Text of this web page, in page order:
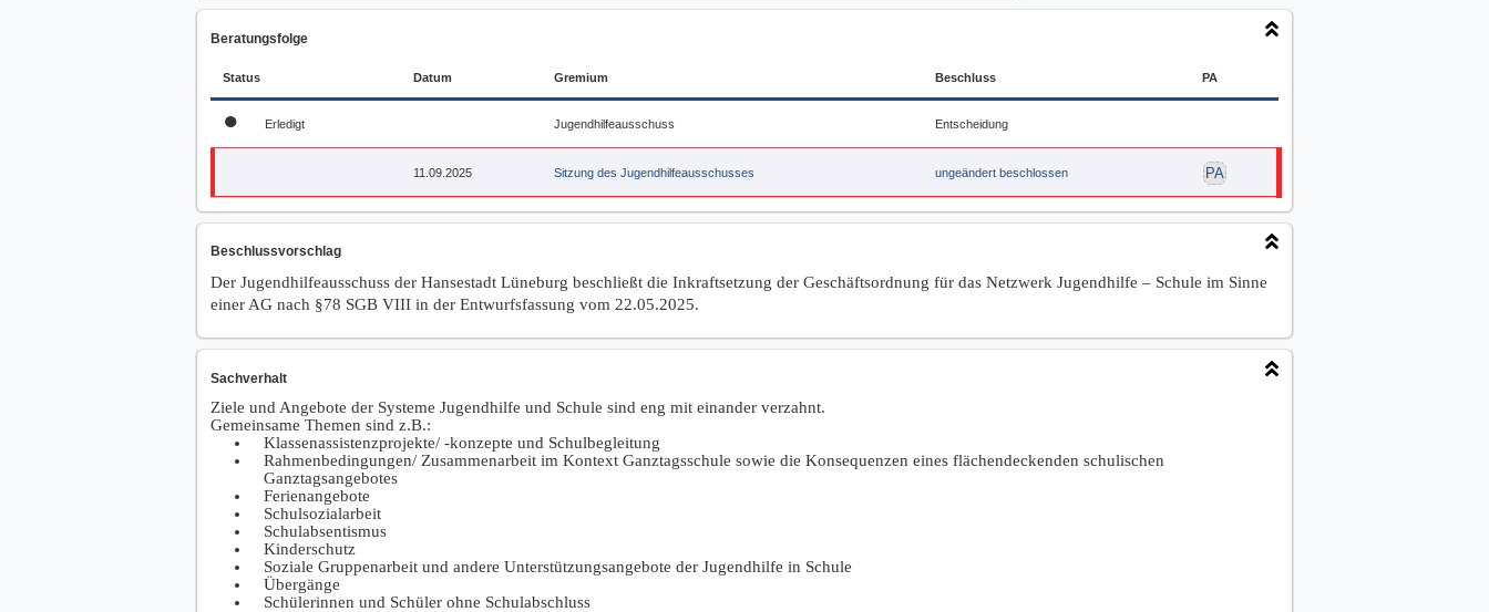
Beratungsfolge
Status
Datum Gremium Beschluss PA
● Erledigt Jugendhilfeausschuss Entscheidung
11.09.2025 Sitzung des Jugendhilfeausschusses ungeändert beschlossen PA
Beschlussvorschlag
Der Jugendhilfeausschuss der Hansestadt Lüneburg beschließt die Inkraftsetzung der Geschäftsordnung für das Netzwerk Jugendhilfe – Schule im Sinne
einer AG nach §78 SGB VIII in der Entwurfsfassung vom 22.05.2025.
Sachverhalt
Ziele und Angebote der Systeme Jugendhilfe und Schule sind eng mit einander verzahnt.
Gemeinsame Themen sind z.B.:
Klassenassistenzprojekte/ -konzepte und Schulbegleitung
Rahmenbedingungen/ Zusammenarbeit im Kontext Ganztagsschule sowie die Konsequenzen eines flächendeckenden schulischen
Ganztagsangebotes
Ferienangebote
Schulsozialarbeit
Schulabsentismus
Kinderschutz
Soziale Gruppenarbeit und andere Unterstützungsangebote der Jugendhilfe in Schule
Übergänge
Schülerinnen und Schüler ohne Schulabschluss